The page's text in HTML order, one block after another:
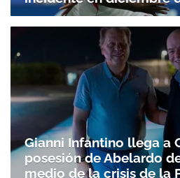
Gianni Infantino llega a
posesión de Abelardo
medio de la crisis de la